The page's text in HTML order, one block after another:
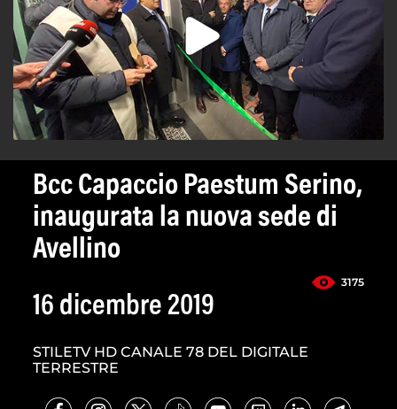
Bcc Capaccio Paestum Serino,
inaugurata la nuova sede di
Avellino
3175
16 dicembre 2019
STILETV HD CANALE 78 DEL DIGITALE
TERRESTRE